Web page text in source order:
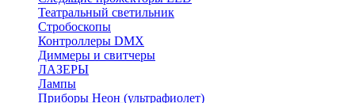
Театральный светильник
Стробоскопы
Контроллеры DMX
Диммеры и свитчеры
ЛАЗЕРЫ
Лампы
Приборы Неон (ультрафиолет)